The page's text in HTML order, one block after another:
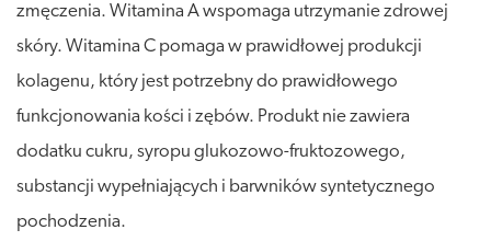
zmęczenia. Witamina A wspomaga utrzymanie zdrowej
skóry. Witamina C pomaga w prawidłowej produkcji
kolagenu, który jest potrzebny do prawidłowego
funkcjonowania kości i zębów. Produkt nie zawiera
dodatku cukru, syropu glukozowo-fruktozowego,
substancji wypełniających i barwników syntetycznego
pochodzenia.